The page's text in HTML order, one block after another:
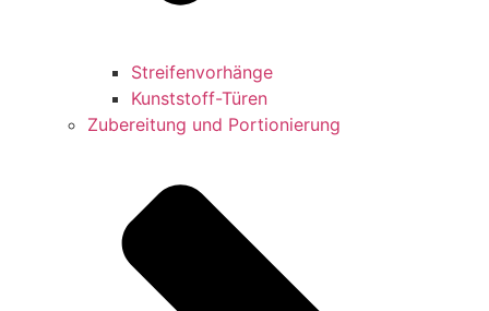
Streifenvorhänge
Kunststoff-Türen
Zubereitung und Portionierung